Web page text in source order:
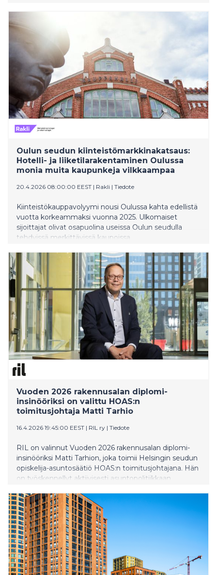
Oulun seudun kiinteistömarkkinakatsaus:
Hotelli- ja liiketilarakentaminen Oulussa
monia muita kaupunkeja vilkkaampaa
20.4.2026 08:00:00 EEST | Rakli | Tiedote
Kiinteistökauppavolyymi nousi Oulussa kahta edellistä
vuotta korkeammaksi vuonna 2025. Ulkomaiset
sijoittajat olivat osapuolina useissa Oulun seudulla
tehdyissä merkittävissä kaupoissa.
ja etenkin vapaarahoitteinen vuokra-
asuntorakentaminen on edelleen Oulussa
pysähdyksissä. Hotellirakentamisen volyymit ovat
kuitenkin Oulussa muuta maata korkeampia, ja
toimitilarakentaminen on pysynyt muutenkin melko
aktiivisena. Sekä vuokra-asuntojen että toimistojen
käyttöasteet ovat Oulussa melko korkeita muihin
suuriin kaupunkeihin verrattuna. Asuntovuokrat ovat
kuitenkin viimeisen vuoden aikana laskeneet. Oulun
keskustan toimistojen ja liiketilojen vuokrakehitys on
tasaista.
Vuoden 2026 rakennusalan diplomi-
insinööriksi on valittu HOAS:n
toimitusjohtaja Matti Tarhio
16.4.2026 19:45:00 EEST | RIL ry | Tiedote
RIL on valinnut Vuoden 2026 rakennusalan diplomi-
insinööriksi Matti Tarhion, joka toimii Helsingin seudun
opiskelija-asuntosäätiö HOAS:n toimitusjohtajana. Hän
on työskennellyt aktiivisesti asuntopolitiikkaan,
kysymysten parissa yli 30 vuotta.